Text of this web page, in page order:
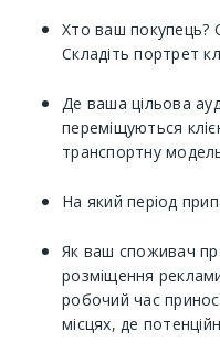
Хто ваш покупець?
Складіть портрет
Де ваша цільова
переміщуються
транспортну
На який період
Як ваш споживач
розміщення
робочий час
місцях, де